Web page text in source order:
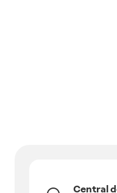
Central